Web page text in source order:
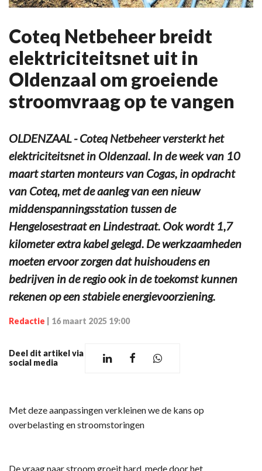
Coteq Netbeheer breidt
elektriciteitsnet uit in
Oldenzaal om groeiende
stroomvraag op te vangen
OLDENZAAL - Coteq Netbeheer versterkt het
elektriciteitsnet in Oldenzaal. In de week van 10
maart starten monteurs van Cogas, in opdracht
van Coteq, met de aanleg van een nieuw
middenspanningsstation tussen de
Hengelosestraat en Lindestraat. Ook wordt 1,7
kilometer extra kabel gelegd. De werkzaamheden
moeten ervoor zorgen dat huishoudens en
bedrijven in de regio ook in de toekomst kunnen
rekenen op een stabiele energievoorziening.
Redactie 16 maart 2025 19:00
Deel dit artikel via
social media
Met deze aanpassingen verkleinen we de kans op
overbelasting en stroomstoringen
De vraag naar stroom groeit hard, mede door het